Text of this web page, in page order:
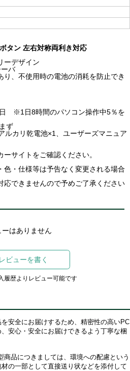
タン 左右対称両利き対応
ーデザイン
バ
、不使用時の電池の消耗を防止でき
※1日8時間のパソコン操作中5％を
ず
カリ乾電池×1、ユーザーズマニュア
サイトをご確認ください。
・仕様等は予告なく変更される場合
できませんので予めご了承ください
ーはありません
ビューを書く
履歴よりレビュー可能です
安全にお届けするため、精密性の高いPC
安心・安全にお届けできるよう丁寧な梱
品につきましては、環境への配慮という
の一部として直接送り状などを添付して